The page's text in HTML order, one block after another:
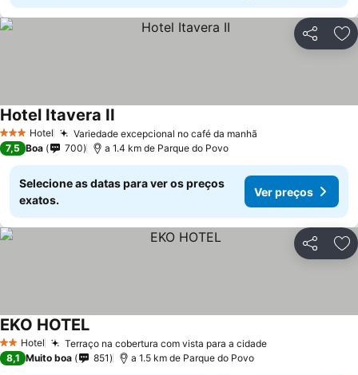
Partilhar
3 EstrelasHotel Variedade excepcional no café da manhã
Hotel Itavera II
7,5 Boa 700 a 1.4 km de Parque do Povo
Selecione as datas para ver os preços
exatos.
Ver preços
Partilhar
2 Estrelas
Hotel Terraço na cobertura com vista para a cidade
EKO HOTEL
8,1 Muito boa 851 a 1.5 km de Parque do Povo